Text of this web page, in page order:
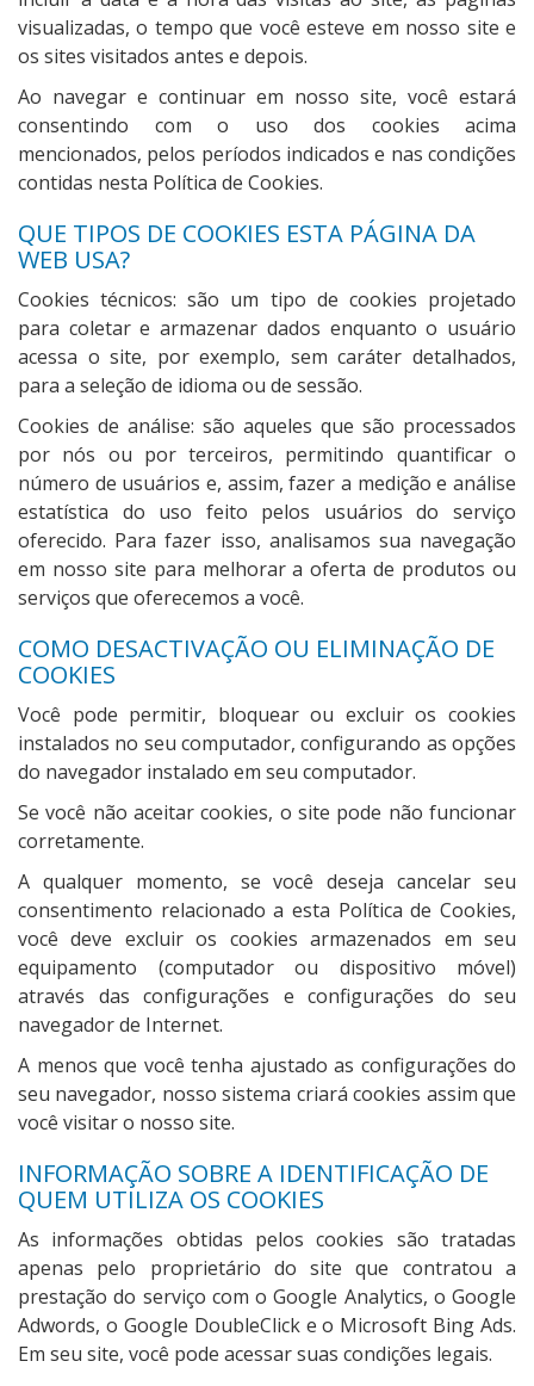
visualizadas, o tempo que você esteve em nosso site e
os sites visitados antes e depois.
Ao navegar e continuar em nosso site, você estará
consentindo com o uso dos cookies acima
mencionados, pelos períodos indicados e nas condições
contidas nesta Política de Cookies.
QUE TIPOS DE COOKIES ESTA PÁGINA DA
WEB USA?
Cookies técnicos: são um tipo de cookies projetado
para coletar e armazenar dados enquanto o usuário
acessa o site, por exemplo, sem caráter detalhados,
para a seleção de idioma ou de sessão.
Cookies de análise: são aqueles que são processados
por nós ou por terceiros, permitindo quantificar o
número de usuários e, assim, fazer a medição e análise
estatística do uso feito pelos usuários do serviço
oferecido. Para fazer isso, analisamos sua navegação
em nosso site para melhorar a oferta de produtos ou
serviços que oferecemos a você.
COMO DESACTIVAÇÃO OU ELIMINAÇÃO DE
COOKIES
Você pode permitir, bloquear ou excluir os cookies
instalados no seu computador, configurando as opções
do navegador instalado em seu computador.
Se você não aceitar cookies, o site pode não funcionar
corretamente.
A qualquer momento, se você deseja cancelar seu
consentimento relacionado a esta Política de Cookies,
você deve excluir os cookies armazenados em seu
equipamento (computador ou dispositivo móvel)
através das configurações e configurações do seu
navegador de Internet.
A menos que você tenha ajustado as configurações do
seu navegador, nosso sistema criará cookies assim que
você visitar o nosso site.
INFORMAÇÃO SOBRE A IDENTIFICAÇÃO DE
QUEM UTILIZA OS COOKIES
As informações obtidas pelos cookies são tratadas
apenas pelo proprietário do site que contratou a
prestação do serviço com o Google Analytics, o Google
Adwords, o Google DoubleClick e o Microsoft Bing Ads.
Em seu site, você pode acessar suas condições legais.